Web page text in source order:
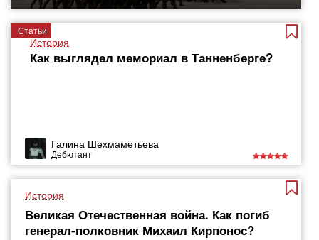
Статьи
История
Как выглядел мемориал в Танненберге?
Галина Шехмаметьева
Дебютант
История
Великая Отечественная война. Как погиб
генерал-полковник Михаил Кирпонос?